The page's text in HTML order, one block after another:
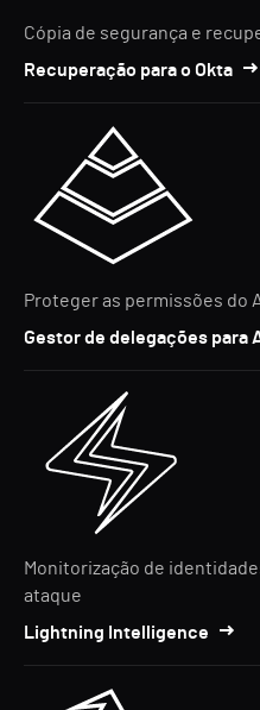
Cópia de segurança e
Recuperação para o Okta
Proteger as permissões do
Gestor de delegações para
Monitorização de
ataque
Lightning Intelligence